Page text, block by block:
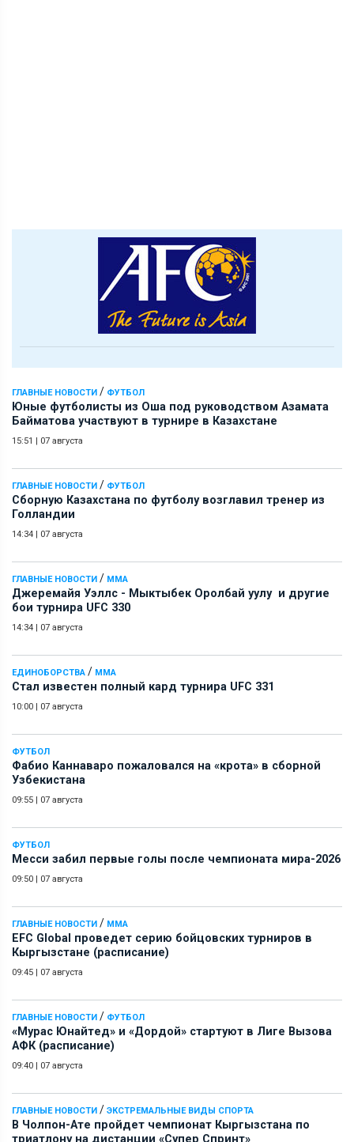
ГЛАВНЫЕ НОВОСТИ / ФУТБОЛ
Юные футболисты из Оша под руководством Азамата
Байматова участвуют в турнире в Казахстане
15:51 | 07 августа
ГЛАВНЫЕ НОВОСТИ / ФУТБОЛ
Сборную Казахстана по футболу возглавил тренер из
Голландии
14:34 | 07 августа
ГЛАВНЫЕ НОВОСТИ / ММА
Джеремайя Уэллс - Мыктыбек Оролбай уулу и другие
бои турнира UFC 330
14:34 | 07 августа
ЕДИНОБОРСТВА / ММА
Стал известен полный кард турнира UFC 331
10:00 | 07 августа
ФУТБОЛ
Фабио Каннаваро пожаловался на «крота» в сборной
Узбекистана
09:55 | 07 августа
ФУТБОЛ
Месси забил первые голы после чемпионата мира-2026
09:50 | 07 августа
ГЛАВНЫЕ НОВОСТИ / ММА
EFC Global проведет серию бойцовских турниров в
Кыргызстане (расписание)
09:45 | 07 августа
ГЛАВНЫЕ НОВОСТИ / ФУТБОЛ
«Мурас Юнайтед» и «Дордой» стартуют в Лиге Вызова
АФК (расписание)
09:40 | 07 августа
ГЛАВНЫЕ НОВОСТИ / ЭКСТРЕМАЛЬНЫЕ ВИДЫ СПОРТА
В Чолпон-Ате пройдет чемпионат Кыргызстана по
триатлону на дистанции «Супер Спринт»